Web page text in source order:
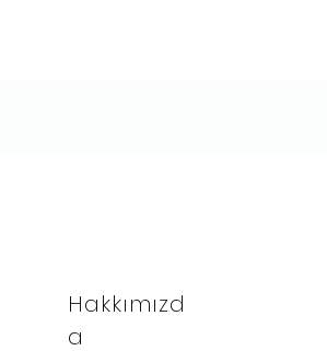
Hakkımızd
a